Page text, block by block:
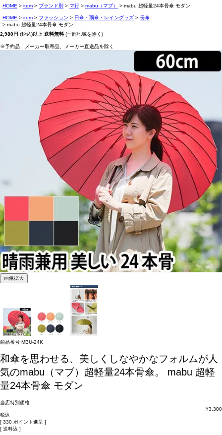
HOME item ブランド別 マ行 mabu（マブ） mabu 超軽量24本骨傘 モダン
HOME item ファッション 日傘・雨傘・レイングッズ
長傘
mabu 超軽量24本骨傘 モダン
2,980円 (税込)以上 送料無料 (一部地域を除く)
※予約品、メーカー取寄品、メーカー直送品を除く
画像拡大
商品番号 MBU-24K
和傘を思わせる、美しくしなやかなフォルムが人
気のmabu（マブ）超軽量24本骨傘。
mabu 超軽
量24本骨傘 モダン
当店特別価格
¥3,300
税込
[ 330 ポイント進呈 ]
送料込